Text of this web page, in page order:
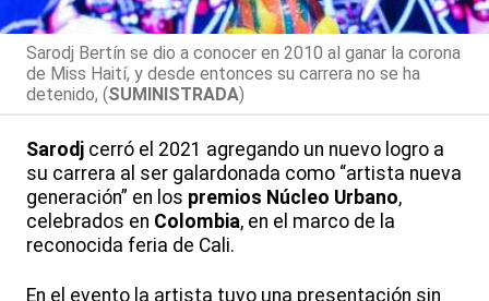
Sarodj Bertín se dio a conocer en 2010 al ganar la corona
de Miss Haití, y desde entonces su carrera no se ha
detenido, (SUMINISTRADA)
Sarodj cerró el 2021 agregando un nuevo logro a
su carrera al ser galardonada como “artista nueva
generación” en los premios Núcleo Urbano,
celebrados en Colombia, en el marco de la
reconocida feria de Cali.
En el evento la artista tuvo una presentación sin